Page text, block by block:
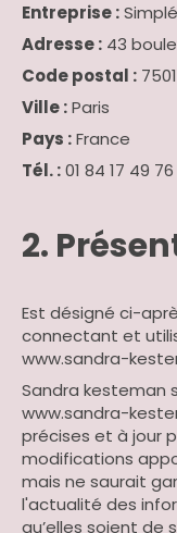
Entreprise :
Adresse : 43
Code postal :
Ville :Paris
Pays :France
Tél. :01 84 17 49 76
2.
Est désigné ci-
connectant et
www.sandra-
Sandra kesteman
www.sandra-
précises et à jour
modifications
mais ne saurait
l'actualité des
qu’elles soient de